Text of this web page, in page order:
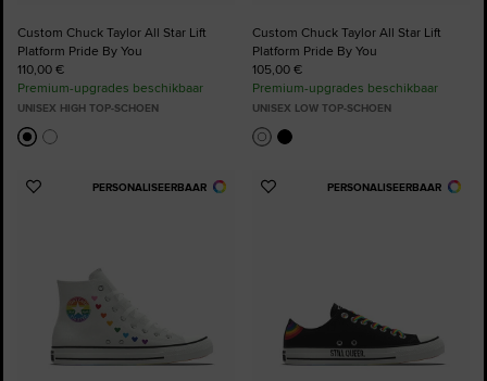
Custom Chuck Taylor All Star Lift
Platform Pride By You
110,00 €
Premium-upgrades beschikbaar
UNISEX HIGH TOP-SCHOEN
Custom Chuck Taylor All Star Lift
Platform Pride By You
105,00 €
Premium-upgrades beschikbaar
UNISEX LOW TOP-SCHOEN
PERSONALISEERBAAR
Voeg
PERSONALISEERBAAR
Voeg